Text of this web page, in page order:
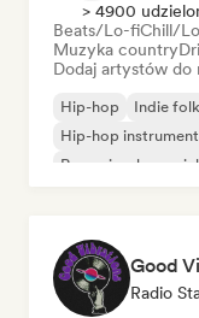
> 4900
Beats/Lo-fiChill/
Muzyka country
Dodaj artystów
Hip-hop Indie folk
Hip-hop
Rap w języku
Good
Radio